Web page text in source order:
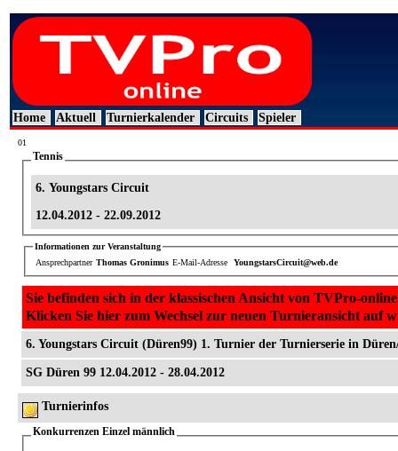
Home Aktuell Turnierkalender Circuits Spieler
01
Tennis
6. Youngstars Circuit
12.04.2012 - 22.09.2012
Informationen zur Veranstaltung
Ansprechpartner Thomas Gronimus E-Mail-Adresse YoungstarsCircuit@web.de
Sie befinden sich in der klassischen Ansicht von TVPro-
Klicken Sie hier zum Wechsel zur neuen Turnieransicht auf
6. Youngstars Circuit (Düren99) 1. Turnier der Turnierserie in
SG Düren 99 12.04.2012 - 28.04.2012
Turnierinfos
Konkurrenzen Einzel männlich